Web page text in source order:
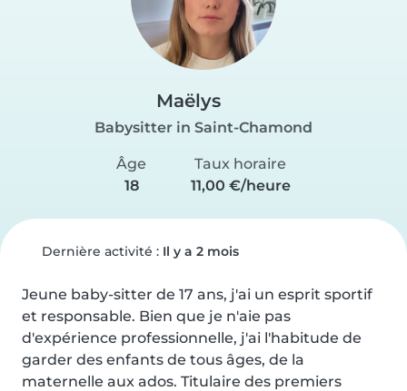
Maëlys
Babysitter in Saint-Chamond
Âge
18
Taux horaire
11,00 €/heure
Dernière activité : Il y a 2 mois
Jeune baby-sitter de 17 ans, j'ai un esprit sportif
et responsable. Bien que je n'aie pas
d'expérience professionnelle, j'ai l'habitude de
garder des enfants de tous âges, de la
maternelle aux ados. Titulaire des premiers